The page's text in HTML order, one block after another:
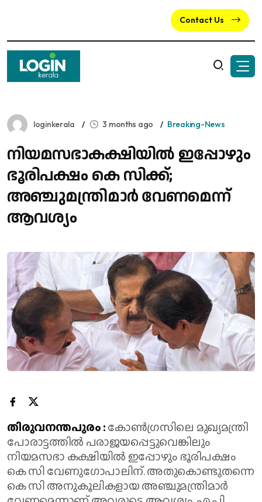
Contact Us
loginkerala 3 months ago Breaking-News
നിയമസഭാകക്ഷിയില്‍ ഇപ്പോഴും
ഭൂരിപക്ഷം കെ സിക്ക്;
അഞ്ചുമന്ത്രിമാര്‍ വേണമെന്ന്
ആവശ്യം
തിരുവനന്തപുരം :കോണ്‍ഗ്രസിലെ മുഖ്യമന്ത്രി
പോരാട്ടത്തില്‍ പരാജയപ്പെട്ടുവെങ്കിലും
നിയമസഭാ കക്ഷിയില്‍ ഇപ്പോഴും ഭൂരിപക്ഷം
കെ സി വേണുഗോപാലിന്. അതുകൊണ്ടുതന്നെ
കെ സി അനുകൂലികളായ അഞ്ചുമന്ത്രിമാര്‍